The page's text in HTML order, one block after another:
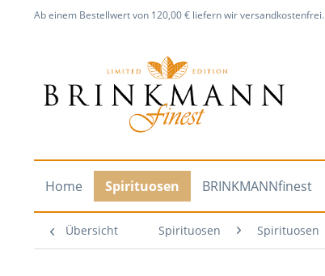
Ab einem Bestellwert von 120,00 € liefern wir versandkostenfrei.
Home Spirituosen BRINKMANNfinest
Übersicht Spirituosen Spirituosen